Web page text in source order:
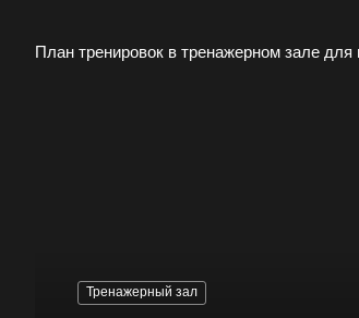
План тренировок в тренажерном зале
Тренажерный зал